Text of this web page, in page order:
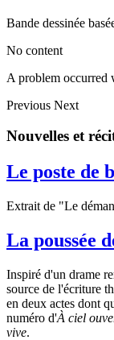
Bande dessinée
No content
A problem occurred
Previous Next
Nouvelles et
Le poste de
Extrait de "Le
La poussée
Inspiré d'un drame
source de l'écriture
en deux actes dont
numéro d'À ciel
vive.